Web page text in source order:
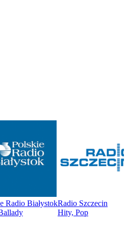
Radio BiałystokRadio Szczecin
Hity, Pop